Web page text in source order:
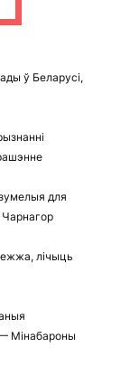
ў Беларусі,
для
Чарнагор
лічыць
Мінабароны